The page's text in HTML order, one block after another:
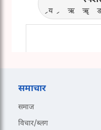
समाचार
समाज
विचार/ब्लग